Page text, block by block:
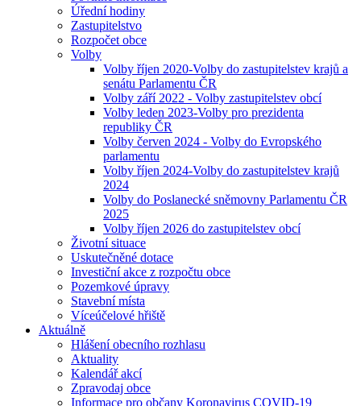
Úřední hodiny
Zastupitelstvo
Rozpočet obce
Volby
Volby říjen 2020-Volby do zastupitelstev krajů a
senátu Parlamentu ČR
Volby září 2022 - Volby zastupitelstev obcí
Volby leden 2023-Volby pro prezidenta
republiky ČR
Volby červen 2024 - Volby do Evropského
parlamentu
Volby říjen 2024-Volby do zastupitelstev krajů
2024
Volby do Poslanecké sněmovny Parlamentu ČR
2025
Volby říjen 2026 do zastupitelstev obcí
Životní situace
Uskutečněné dotace
Investiční akce z rozpočtu obce
Pozemkové úpravy
Stavební místa
Víceúčelové hřiště
Aktuálně
Hlášení obecního rozhlasu
Aktuality
Kalendář akcí
Zpravodaj obce
Informace pro občany Koronavirus COVID-19